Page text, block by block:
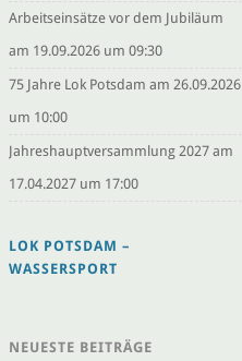
Arbeitseinsätze vor dem Jubiläum
am 19.09.2026 um 09:30
75 Jahre Lok Potsdam am 26.09.2026
um 10:00
Jahreshauptversammlung 2027 am
17.04.2027 um 17:00
LOK POTSDAM –
WASSERSPORT
NEUESTE BEITRÄGE